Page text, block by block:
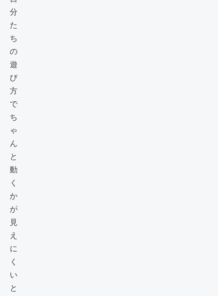
分
た
ち
の
遊
び
方
で
ち
ゃ
ん
と
動
く
か
が
見
え
に
く
い
と